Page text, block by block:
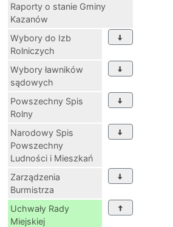
Raporty o stanie Gminy
Kazanów
Wybory do Izb
Rolniczych
Wybory ławników
sądowych
Powszechny Spis
Rolny
Narodowy Spis
Powszechny
Ludności i Mieszkań
Zarządzenia
Burmistrza
Uchwały Rady
Miejskiej